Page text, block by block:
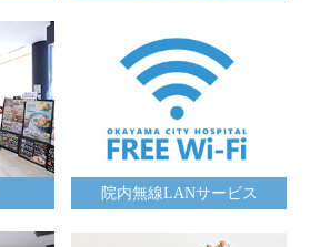
院内無線LANサービス